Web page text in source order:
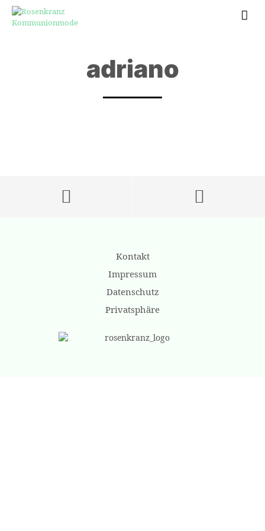
adriano
Kontakt
Impressum
Datenschutz
Privatsphäre